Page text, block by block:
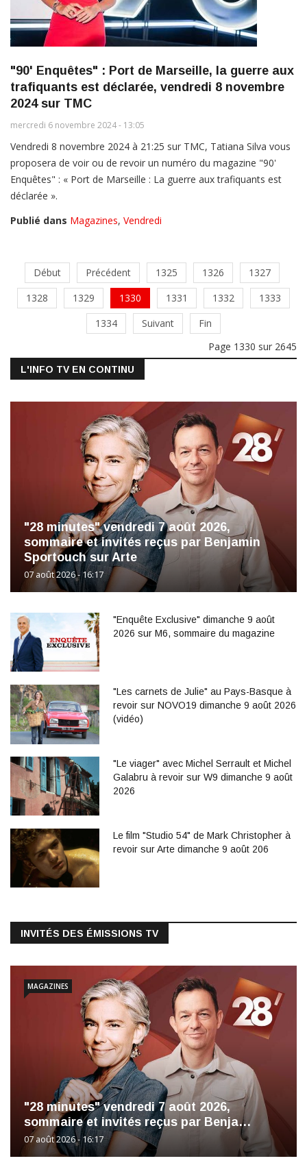
"90' Enquêtes" : Port de Marseille, la guerre aux
trafiquants est déclarée, vendredi 8 novembre
2024 sur TMC
mercredi 6 novembre 2024 - 13:05
Vendredi 8 novembre 2024 à 21:25 sur TMC, Tatiana Silva vous
proposera de voir ou de revoir un numéro du magazine "90'
Enquêtes" : « Port de Marseille : La guerre aux trafiquants est
déclarée ».
Publié dans Magazines, Vendredi
Début Précédent 1325 1326
1327
1328
1329 1330 1331 1332
1333
1334
Suivant
Fin
Page 1330 sur 2645
L'INFO TV EN CONTINU
"28 minutes" vendredi 7 août 2026,
sommaire et invités reçus par Benjamin
Sportouch sur Arte
07 août 2026 - 16:17
"Enquête Exclusive" dimanche 9 août
2026 sur M6, sommaire du magazine
"Les carnets de Julie" au Pays-Basque à
revoir sur NOVO19 dimanche 9 août 2026
(vidéo)
"Le viager" avec Michel Serrault et Michel
Galabru à revoir sur W9 dimanche 9 août
2026
Le film "Studio 54" de Mark Christopher à
revoir sur Arte dimanche 9 août 206
INVITÉS DES ÉMISSIONS TV
"28 minutes" vendredi 7 août 2026,
sommaire et invités reçus par Benja…
07 août 2026 - 16:17
MAGAZINES